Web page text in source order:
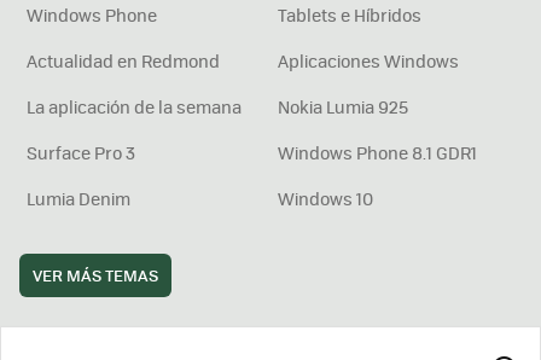
Windows Phone
Tablets e Híbridos
Actualidad en Redmond
Aplicaciones Windows
La aplicación de la semana
Nokia Lumia 925
Surface Pro 3
Windows Phone 8.1 GDR1
Lumia Denim
Windows 10
VER MÁS TEMAS